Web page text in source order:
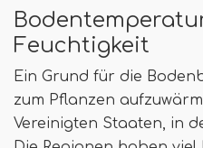
Feuchtigkeit
Ein Grund für die
zum Pflanzen
Vereinigten Staaten, in